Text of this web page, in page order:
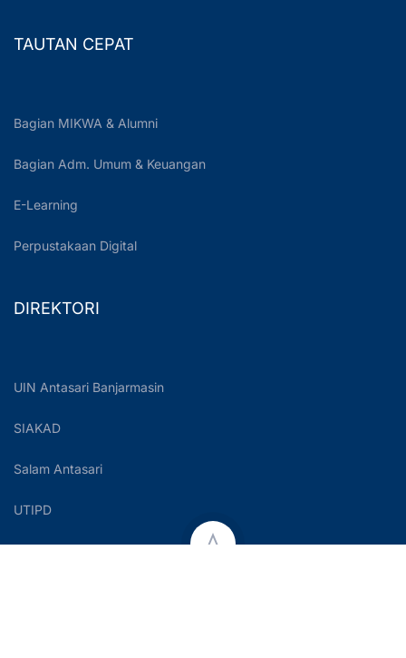
TAUTAN CEPAT
Bagian MIKWA & Alumni
Bagian Adm. Umum & Keuangan
E-Learning
Perpustakaan Digital
DIREKTORI
UIN Antasari Banjarmasin
SIAKAD
Salam Antasari
UTIPD